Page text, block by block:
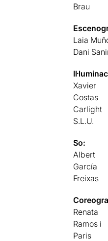
Brau
Laia
Dani
Xavier
Costas
Carlight
S.L.U.
So:
Albert
García
Freixas
Renata
Ramos i
Paris